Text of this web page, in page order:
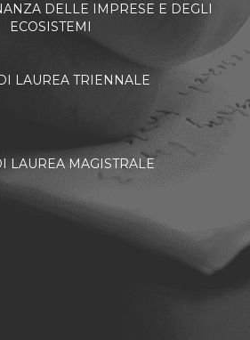
DELLE IMPRESE E DEGLI
ECOSISTEMI
LAUREA TRIENNALE
LAUREA MAGISTRALE